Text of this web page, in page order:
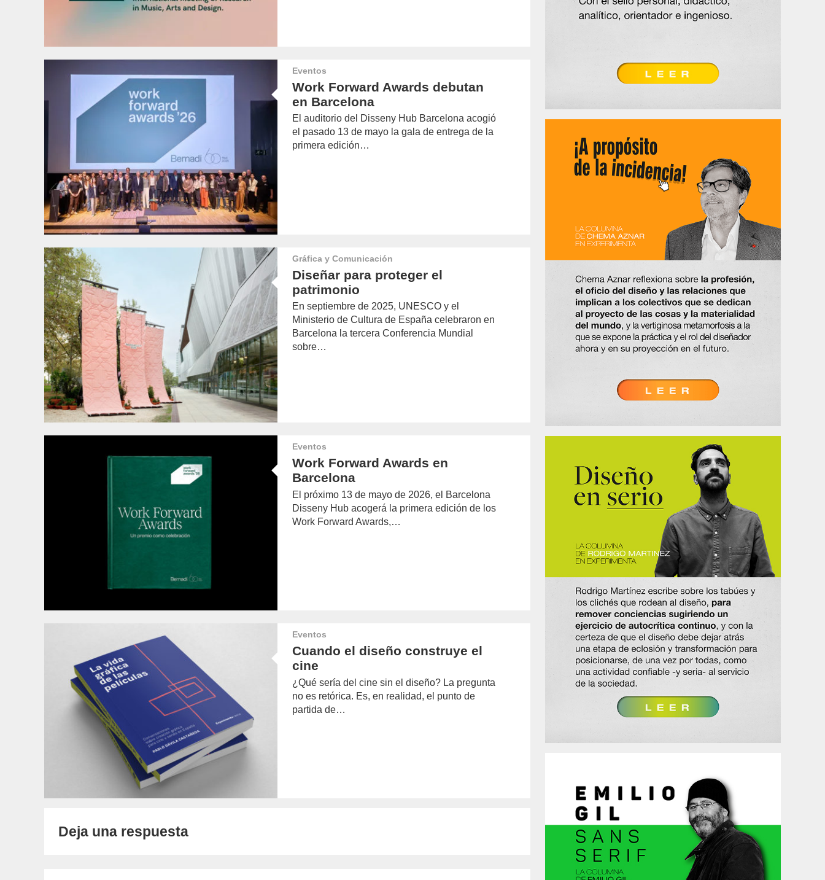
Eventos
Work Forward Awards debutan
en Barcelona
El auditorio del Disseny Hub Barcelona acogió
el pasado 13 de mayo la gala de entrega de la
primera edición…
Gráfica y Comunicación
Diseñar para proteger el
patrimonio
En septiembre de 2025, UNESCO y el
Ministerio de Cultura de España celebraron en
Barcelona la tercera Conferencia Mundial
sobre…
Eventos
Work Forward Awards en
Barcelona
El próximo 13 de mayo de 2026, el Barcelona
Disseny Hub acogerá la primera edición de los
Work Forward Awards,…
Eventos
Cuando el diseño construye el
cine
¿Qué sería del cine sin el diseño? La pregunta
no es retórica. Es, en realidad, el punto de
partida de…
Deja una respuesta